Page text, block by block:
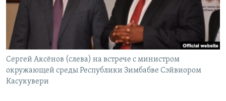
ПОБЕДИТЕЛЕЙ НЕ СУДЯТ?
КРЫМ.НЕПОКОРЕННЫЙ
УКРАИНСКАЯ ПРОБЛЕМА КРЫМА
ПРИСОЕДИНЯЙТЕСЬ!
Все сайты RFE/RL
Сергей Аксёнов (слева) на встрече с министром
окружающей среды Республики Зимбабве Сэйвиором
Касукувери